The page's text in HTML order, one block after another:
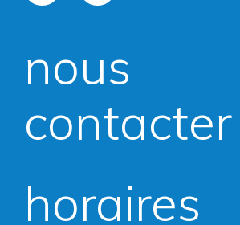
le
Facebook
le
Instagram
nous
contacter
horaires